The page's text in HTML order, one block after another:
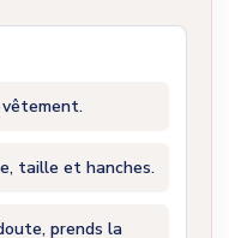
taille et hanches.
prends la